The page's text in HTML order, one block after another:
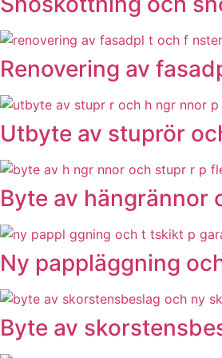
Renovering av
Utbyte av stuprör
Byte av hängrännor
Ny pappläggning
Byte av